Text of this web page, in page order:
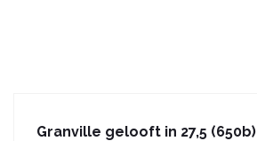
Granville gelooft in 27,5 (650b)